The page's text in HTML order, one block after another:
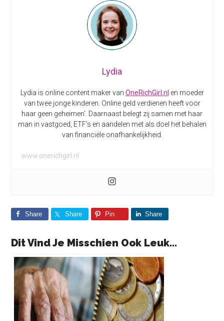
Lydia
Lydia is online content maker van OneRichGirl.nl en moeder
van twee jonge kinderen. Online geld verdienen heeft voor
haar geen geheimen’. Daarnaast belegt zij samen met haar
man in vastgoed, ETF’s en aandelen met als doel het behalen
van financiële onafhankelijkheid.
www.onerichgirl.nl
Share Share Pin Share
Dit Vind Je Misschien Ook Leuk...